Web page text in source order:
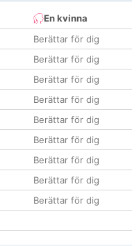
En kvinna
Berättar för dig
Berättar för dig
Berättar för dig
Berättar för dig
Berättar för dig
Berättar för dig
Berättar för dig
Berättar för dig
Berättar för dig